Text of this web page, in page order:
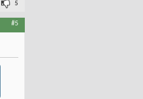
5
#5